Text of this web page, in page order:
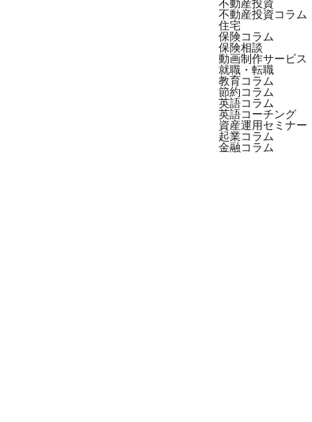
不動産投資
不動産投資コラム
住宅
保険コラム
保険相談
動画制作サービス
就職・転職
教育コラム
節約コラム
英語コラム
英語コーチング
資産運用セミナー
起業コラム
金融コラム